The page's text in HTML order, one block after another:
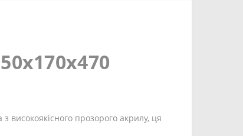
високоякісного прозорого акрилу, ця